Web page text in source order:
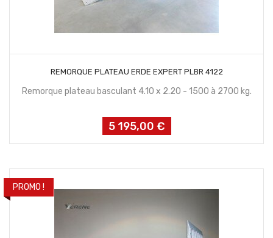
REMORQUE PLATEAU ERDE EXPERT PLBR 4122
Remorque plateau basculant 4.10 x 2.20 - 1500 à 2700 kg.
Prix
5 195,00 €
PROMO !